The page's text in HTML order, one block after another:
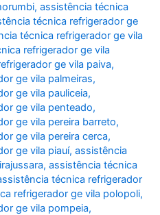
,assistência técnica
técnica refrigerador ge
técnica refrigerador ge vila
refrigerador ge vila
ge vila paiva,
ge vila palmeiras,
ge vila pauliceia,
ge vila penteado,
ge vila pereira barreto,
ge vila pereira cerca,
ge vila piauí,assistência
,assistência técnica
técnica refrigerador
refrigerador ge vila polopoli,
ge vila pompeia,